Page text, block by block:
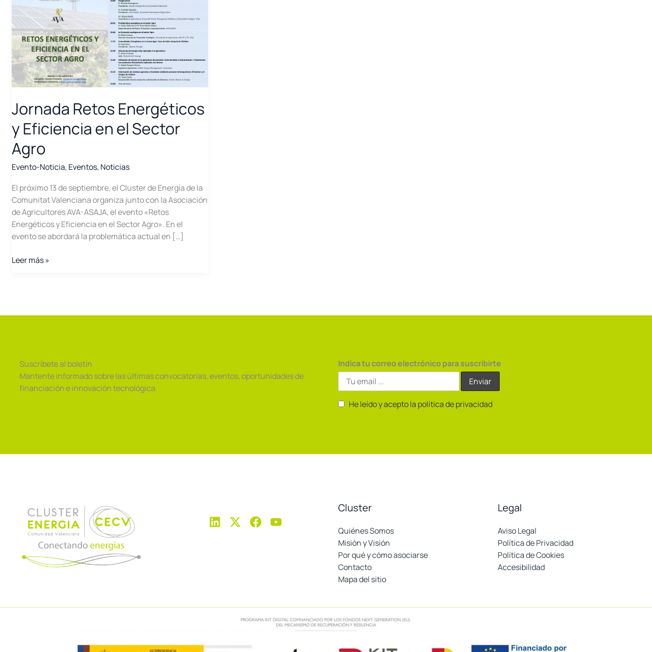
Jornada Retos Energéticos
y Eficiencia en el Sector
Agro
Evento-Noticia, Eventos, Noticias
El próximo 13 de septiembre, el Cluster de Energía de la
Comunitat Valenciana organiza junto con la Asociación
de Agricultores AVA-ASAJA, el evento «Retos
Energéticos y Eficiencia en el Sector Agro». En el
evento se abordará la problemática actual en […]
Jornada
Leer más »
Suscríbete al boletín
Mantente informado sobre las últimas convocatorias, eventos, oportunidades de
financiación e innovación tecnológica.
Indica tu correo electrónico para suscribirte
He leído y acepto la política de privacidad
Cluster
Quiénes Somos
Misión y Visión
Por qué y cómo asociarse
Contacto
Mapa del sitio
Legal
Aviso Legal
Política de Privacidad
Política de Cookies
Accesibilidad